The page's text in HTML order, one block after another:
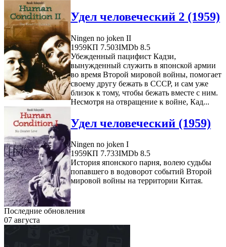
Удел человеческий 2 (1959)
Ningen no joken II
1959КП 7.503IMDb 8.5
Убежденный пацифист Кадзи,
вынужденный служить в японской армии
во время Второй мировой войны, помогает
своему другу бежать в СССР, и сам уже
близок к тому, чтобы бежать вместе с ним.
Несмотря на отвращение к войне, Кад...
Удел человеческий (1959)
Ningen no joken I
1959КП 7.733IMDb 8.5
История японского парня, волею судьбы
попавшего в водоворот событий Второй
мировой войны на территории Китая.
Последние обновления
07 августа